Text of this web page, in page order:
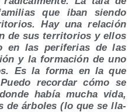
que iban sien­do
Hay una rela­ción
de sus terri­to­rios y ellos
en las peri­fe­rias de las
y la for­ma­ción de uno
Es la for­ma en la que
recor­dar cómo se
había mucha vida,
de árbo­les (lo que se lla­